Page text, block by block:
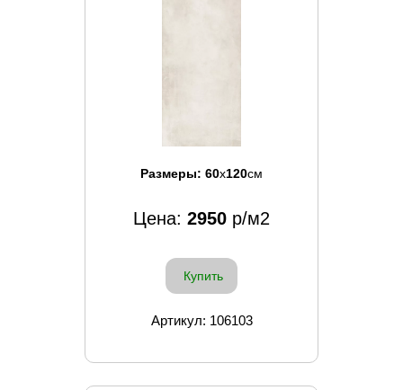
Размеры: 60x120см
Цена: 2950 р/м2
Купить
Артикул: 106103